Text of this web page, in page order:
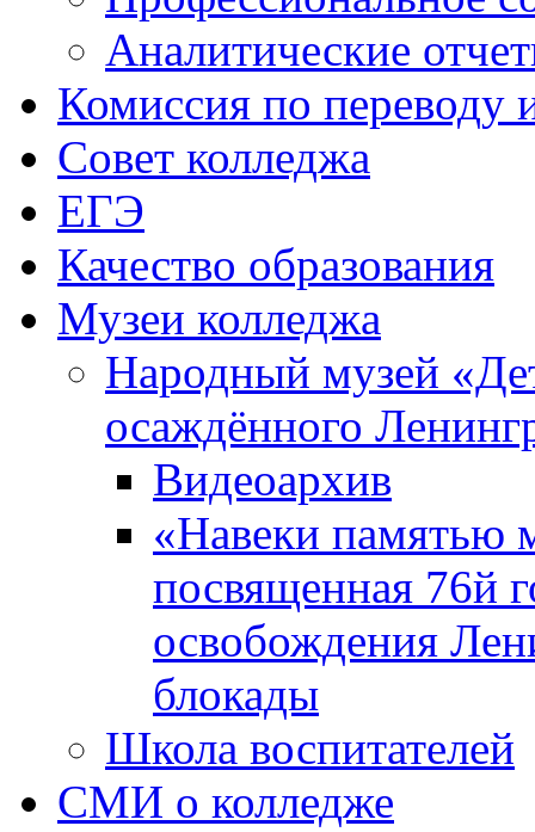
Аналитические
Комиссия по переводу
Совет колледжа
ЕГЭ
Качество образования
Музеи колледжа
Народный музей
осаждённого
Видеоархив
«Навеки памятью
посвященная 76й
освобождения
блокады
Школа воспитателей
СМИ о колледже